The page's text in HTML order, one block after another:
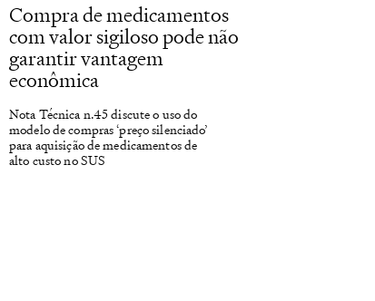
Compra de medicamentos
com valor sigiloso pode não
garantir vantagem
econômica
Nota Técnica n.45 discute o uso do
modelo de compras ‘preço silenciado’
para aquisição de medicamentos de
alto custo no SUS